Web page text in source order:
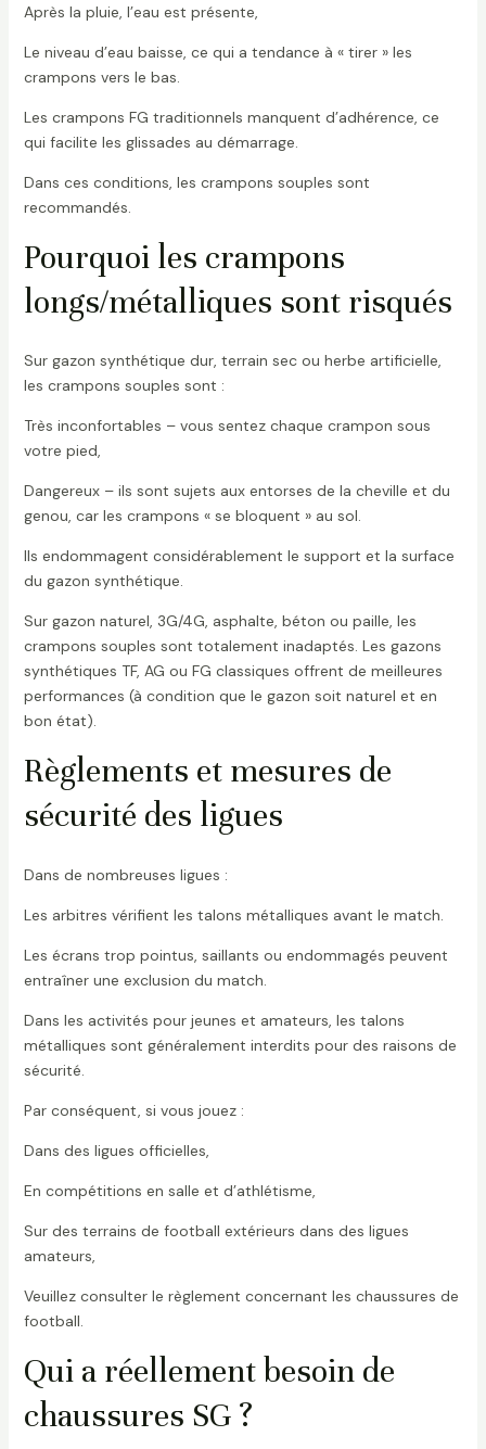
Après la pluie, l’eau est présente,
Le niveau d’eau baisse, ce qui a tendance à « tirer » les
crampons vers le bas.
Les crampons FG traditionnels manquent d’adhérence, ce
qui facilite les glissades au démarrage.
Dans ces conditions, les crampons souples sont
recommandés.
Pourquoi les crampons
longs/métalliques sont risqués
Sur gazon synthétique dur, terrain sec ou herbe artificielle,
les crampons souples sont :
Très inconfortables – vous sentez chaque crampon sous
votre pied,
Dangereux – ils sont sujets aux entorses de la cheville et du
genou, car les crampons « se bloquent » au sol.
Ils endommagent considérablement le support et la surface
du gazon synthétique.
Sur gazon naturel, 3G/4G, asphalte, béton ou paille, les
crampons souples sont totalement inadaptés. Les gazons
synthétiques TF, AG ou FG classiques offrent de meilleures
performances (à condition que le gazon soit naturel et en
bon état).
Règlements et mesures de
sécurité des ligues
Dans de nombreuses ligues :
Les arbitres vérifient les talons métalliques avant le match.
Les écrans trop pointus, saillants ou endommagés peuvent
entraîner une exclusion du match.
Dans les activités pour jeunes et amateurs, les talons
métalliques sont généralement interdits pour des raisons de
sécurité.
Par conséquent, si vous jouez :
Dans des ligues officielles,
En compétitions en salle et d’athlétisme,
Sur des terrains de football extérieurs dans des ligues
amateurs,
Veuillez consulter le règlement concernant les chaussures de
football.
Qui a réellement besoin de
chaussures SG ?